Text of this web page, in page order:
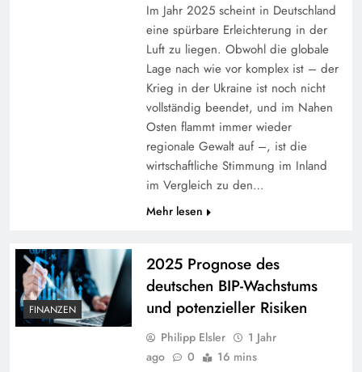
Im Jahr 2025 scheint in Deutschland
eine spürbare Erleichterung in der
Luft zu liegen. Obwohl die globale
Lage nach wie vor komplex ist – der
Krieg in der Ukraine ist noch nicht
vollständig beendet, und im Nahen
Osten flammt immer wieder
regionale Gewalt auf –, ist die
wirtschaftliche Stimmung im Inland
im Vergleich zu den…
Mehr lesen
FINANZEN
2025 Prognose des
deutschen BIP-Wachstums
und potenzieller Risiken
Philipp Elsler
1 Jahr
ago
0 16 mins